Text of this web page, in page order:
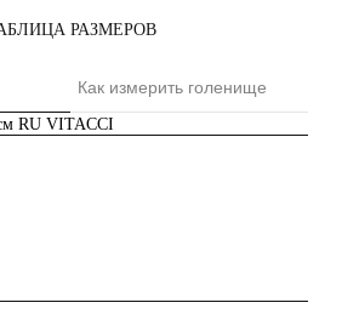
РАЗМЕРОВ
Как измерить голенище
RU VITACCI